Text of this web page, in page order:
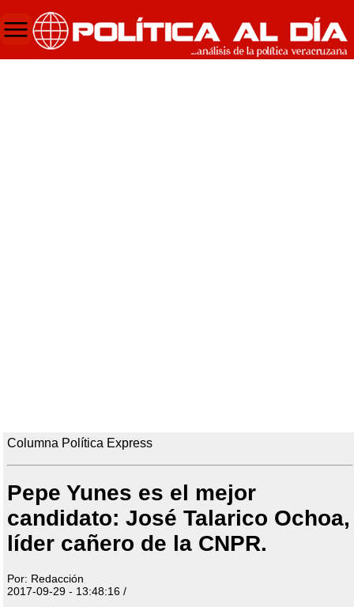
Columna Política Express
Pepe Yunes es el mejor
candidato: José Talarico Ochoa,
líder cañero de la CNPR.
Por: Redacción
2017-09-29 - 13:48:16 /